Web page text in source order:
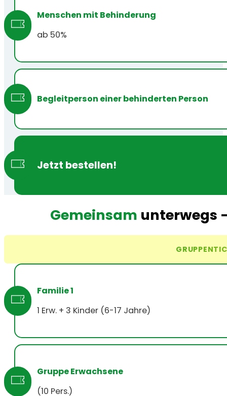
Menschen mit Behinderung
ab 50%
Begleitperson einer behinderten Person
Jetzt bestellen!
Gemeinsam unterwegs
Familie 1
1 Erw. + 3 Kinder (6-17 Jahre)
Gruppe Erwachsene
(10 Pers.)